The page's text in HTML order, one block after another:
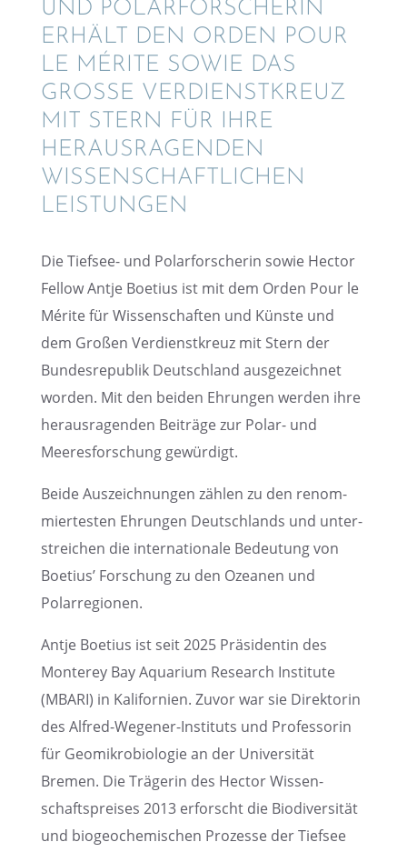
UND POLAR­FOR­SCHE­RIN
ERHÄLT DEN ORDEN POUR
LE MÉRITE SOWIE DAS
GROSSE VERDIENST­KREUZ M
IT STERN FÜR IHRE H
ERAUS­RA­GEN­DEN W
ISSEN­SCHAFT­LI­CHEN L
EISTUNGEN
Die Tiefsee- und Polar­for­sche­rin sowie Hector
Fellow Antje Boetius ist mit dem Orden Pour le
Mérite für Wissen­schaf­ten und Künste und
dem Großen Verdienst­kreuz mit Stern der
Bundes­re­pu­blik Deutsch­land ausge­zeich­net
worden. Mit den beiden Ehrun­gen werden ihre
heraus­ra­gen­den Beiträge zur Polar- und
Meeres­for­schung gewürdigt.
Beide Auszeich­nun­gen zählen zu den renom­
mier­tes­ten Ehrun­gen Deutsch­lands und unter­
strei­chen die inter­na­tio­nale Bedeu­tung von
Boetius’ Forschung zu den Ozeanen und
Polarregionen.
Antje Boetius ist seit 2025 Präsi­den­tin des
Monterey Bay Aquarium Research Insti­tute
(MBARI) in Kalifor­nien. Zuvor war sie Direk­to­rin
des Alfred-Wegener-Insti­tuts und Profes­so­rin
für Geomi­kro­bio­lo­gie an der Univer­si­tät
Bremen. Die Träge­rin des Hector Wissen­
schafts­prei­ses 2013 erforscht die Biodi­ver­si­tät
und biogeo­che­mi­schen Prozesse der Tiefsee